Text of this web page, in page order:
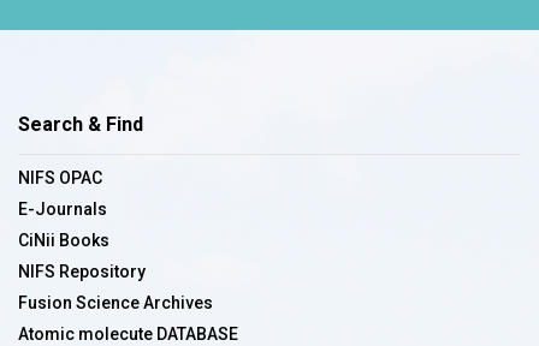
Search & Find
NIFS OPAC
E-Journals
CiNii Books
NIFS Repository
Fusion Science Archives
Atomic molecute DATABASE